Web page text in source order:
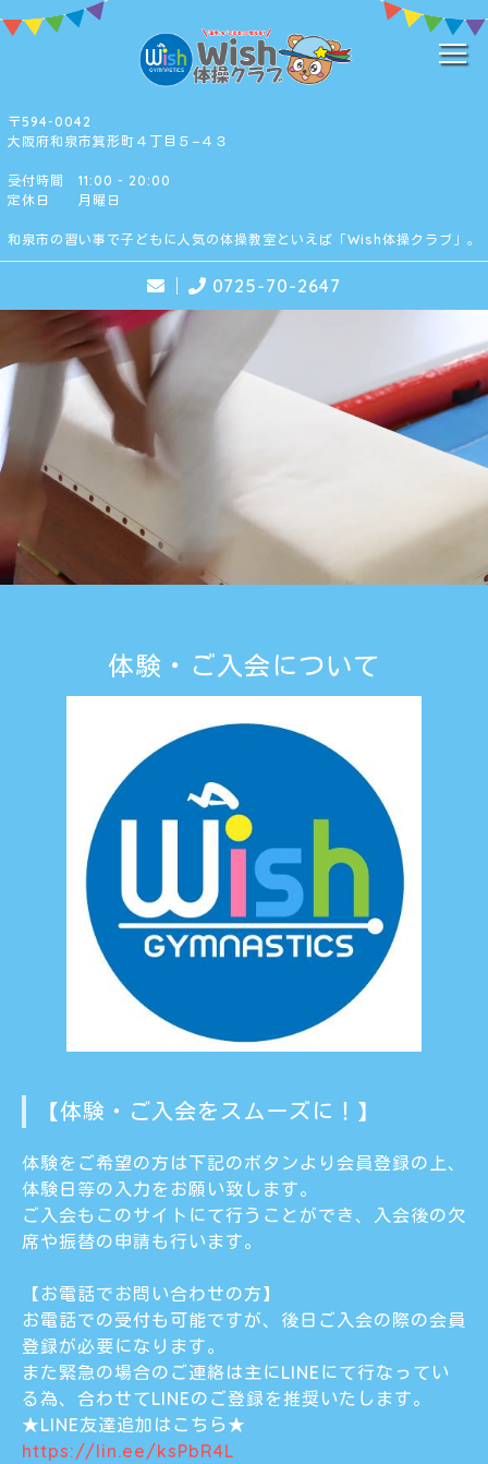
〒594-0042
大阪府和泉市箕形町４丁目５−４３
受付時間 11:00 - 20:00
定休日 月曜日
和泉市の習い事で子どもに人気の体操教室といえば「Wish体操クラブ」。
0725-70-2647
体験・ご入会について
【体験・ご入会をスムーズに！】
体験をご希望の方は下記のボタンより会員登録の上、
体験日等の入力をお願い致します。
ご入会もこのサイトにて行うことができ、入会後の欠
席や振替の申請も行います。
【お電話でお問い合わせの方】
お電話での受付も可能ですが、後日ご入会の際の会員
登録が必要になります。
また緊急の場合のご連絡は主にLINEにて行なってい
る為、合わせてLINEのご登録を推奨いたします。
★LINE友達追加はこちら★
https://lin.ee/ksPbR4L